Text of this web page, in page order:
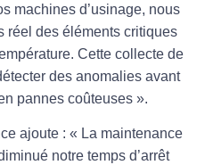
machines d’usinage, nous
réel des éléments critiques
. Cette collecte de
des anomalies avant
pannes coûteuses ».
ajoute : « La maintenance
notre temps d’arrêt